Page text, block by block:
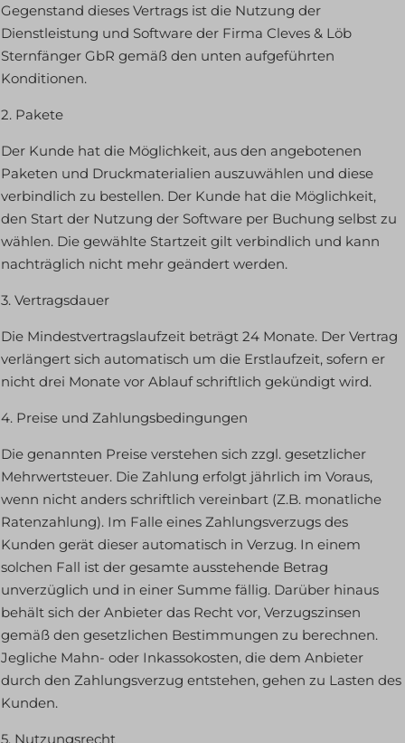
Gegenstand dieses Vertrags ist die Nutzung der
Dienstleistung und Software der Firma Cleves & Löb
Sternfänger GbR gemäß den unten aufgeführten
Konditionen.
2. Pakete
Der Kunde hat die Möglichkeit, aus den angebotenen
Paketen und Druckmaterialien auszuwählen und diese
verbindlich zu bestellen. Der Kunde hat die Möglichkeit,
den Start der Nutzung der Software per Buchung selbst zu
wählen. Die gewählte Startzeit gilt verbindlich und kann
nachträglich nicht mehr geändert werden.
3. Vertragsdauer
Die Mindestvertragslaufzeit beträgt 24 Monate. Der Vertrag
verlängert sich automatisch um die Erstlaufzeit, sofern er
nicht drei Monate vor Ablauf schriftlich gekündigt wird.
4. Preise und Zahlungsbedingungen
Die genannten Preise verstehen sich zzgl. gesetzlicher
Mehrwertsteuer. Die Zahlung erfolgt jährlich im Voraus,
wenn nicht anders schriftlich vereinbart (Z.B. monatliche
Ratenzahlung). Im Falle eines Zahlungsverzugs des
Kunden gerät dieser automatisch in Verzug. In einem
solchen Fall ist der gesamte ausstehende Betrag
unverzüglich und in einer Summe fällig. Darüber hinaus
behält sich der Anbieter das Recht vor, Verzugszinsen
gemäß den gesetzlichen Bestimmungen zu berechnen.
Jegliche Mahn- oder Inkassokosten, die dem Anbieter
durch den Zahlungsverzug entstehen, gehen zu Lasten des
Kunden.
5. Nutzungsrecht